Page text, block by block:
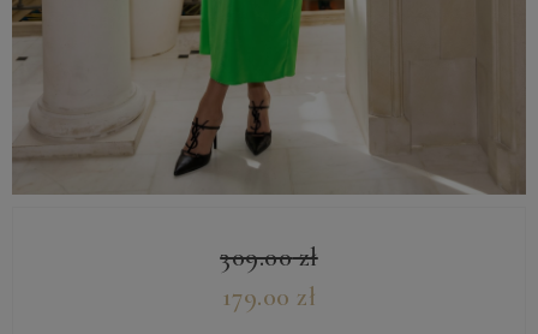
309.00zł
179.00 zł